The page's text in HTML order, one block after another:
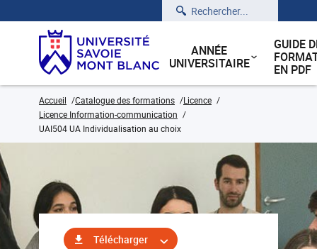
Rechercher
ANNÉE
UNIVERSITAIRE
GUIDE
EN PDF
Accueil Catalogue des formations
Licence
Licence Information-communication
UAI504 UA Individualisation au choix
Télécharger